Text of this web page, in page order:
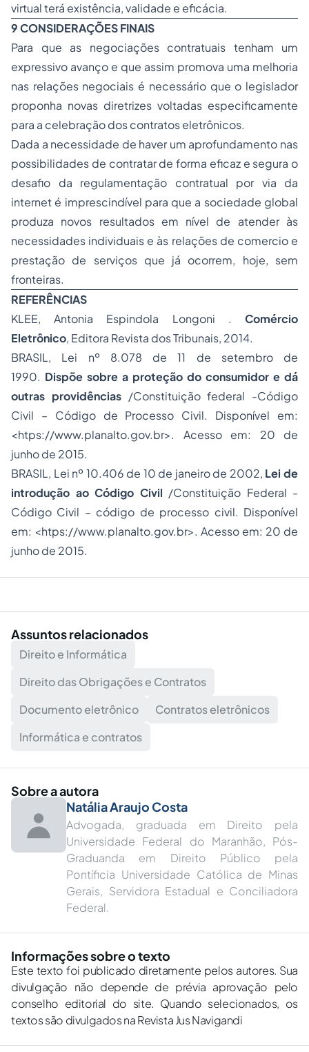
virtual terá existência, validade e eficácia.
9 CONSIDERAÇÕES FINAIS
Para que as negociações contratuais tenham um
expressivo avanço e que assim promova uma melhoria
nas relações negociais é necessário que o legislador
proponha novas diretrizes voltadas especificamente
para a celebração dos contratos eletrônicos.
Dada a necessidade de haver um aprofundamento nas
possibilidades de contratar de forma eficaz e segura o
desafio da regulamentação contratual por via da
internet é imprescindível para que a sociedade global
produza novos resultados em nível de atender às
necessidades individuais e às relações de comercio e
prestação de serviços que já ocorrem, hoje, sem
fronteiras.
REFERÊNCIAS
KLEE, Antonia Espindola Longoni . Comércio
Eletrônico, Editora Revista dos Tribunais, 2014.
BRASIL, Lei nº 8.078 de 11 de setembro de
1990. Dispõe sobre a proteção do consumidor e dá
outras providências/Constituição federal -Código
Civil – Código de Processo Civil. Disponível em:
<htps://www.planalto.gov.br>. Acesso em: 20 de
junho de 2015.
BRASIL, Lei nº 10.406 de 10 de janeiro de 2002, Lei de
introdução ao Código Civil /Constituição Federal -
Código Civil – código de processo civil. Disponível
em: <htps://www.planalto.gov.br>. Acesso em: 20 de
junho de 2015.
Assuntos relacionados
Direito e Informática
Direito das Obrigações e Contratos
Documento eletrônico
Contratos eletrônicos
Informática e contratos
Sobre a autora
Natália Araujo Costa
Advogada, graduada em Direito pela
Universidade Federal do Maranhão, Pós-
Graduanda em Direito Público pela
Pontíficia Universidade Católica de Minas
Gerais, Servidora Estadual e Conciliadora
Federal.
Informações sobre o texto
Este texto foi publicado diretamente pelos autores. Sua
divulgação não depende de prévia aprovação pelo
conselho editorial do site. Quando selecionados, os
textos são divulgados na Revista Jus Navigandi